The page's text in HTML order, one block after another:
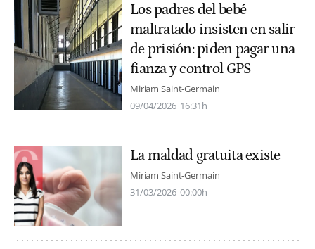
Los padres del bebé
maltratado insisten en salir
de prisión: piden pagar una
fianza y control GPS
Miriam Saint-Germain
09/04/2026 16:31h
La maldad gratuita existe
Miriam Saint-Germain
31/03/2026 00:00h